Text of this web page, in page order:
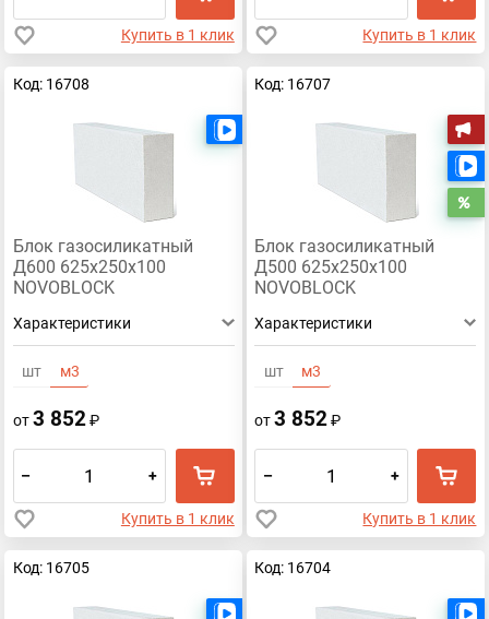
Купить в 1 клик Купить в 1 клик
Код: 16708
Блок газосиликатный
Д600 625х250х100
NOVOBLOCK
Характеристики
шт м3
от3 852₽
– +
Купить в 1 клик
Код: 16707
Блок газосиликатный
Д500 625х250х100
NOVOBLOCK
Характеристики
шт м3
от3 852₽
– +
Купить в 1 клик
Код: 16705 Код: 16704